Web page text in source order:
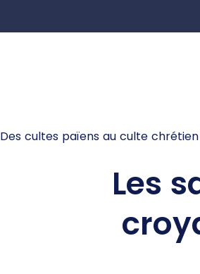
Des cultes païens au culte chrétien
Les